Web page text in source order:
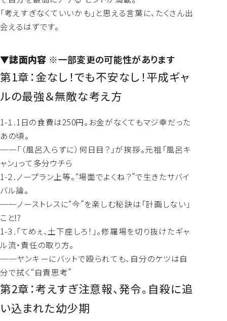
「考えすぎなくていいかも」と思える言葉に、たくさん出
会えるはずです。
▼誌面内容 ※一部変更の可能性があります
第1章：金なし！でも不安なし！平成ギャ
ルの最強＆無敵な考え方
1-１.1日の食費は250円。お金がなくてもマジ幸だった
あの頃。
──「（風呂入らずに）何日目？」が挨拶。元祖「風呂キ
ャン」って多分ウチら
1-２.ノープラン上等。“場面でよくね？”で生きたサバイ
バル論。
──ノーストレスに“今”を楽しむ秘訣は「計画しない」
こと!?︎
1-３.「てめぇ、土下座しろ！」。修羅場を切り抜けたギャ
ル流・責任の取り方。
──ヤンキーにバットで殴られても、自分のケツは自
分で拭く“自責思考”
第2章：考えすぎ注意報、発令。自殺に追
い込まれた幼少期